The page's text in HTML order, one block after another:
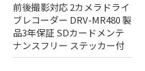
前後撮影対応 2カメラドライ
ブレコーダー DRV-MR480 製
品3年保証 SDカードメンテ
ナンスフリー ステッカー付